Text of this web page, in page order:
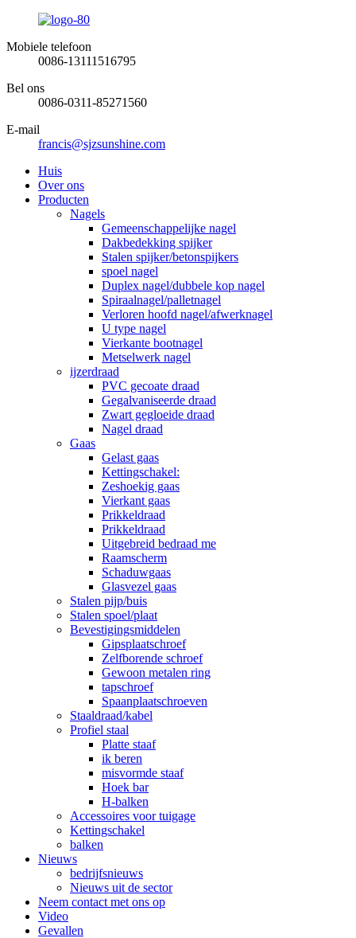
Mobiele telefoon
0086-13111516795
Bel ons
0086-0311-85271560
E-mail
francis@sjzsunshine.com
Huis
Over ons
Producten
Nagels
Gemeenschappelijke nagel
Dakbedekking spijker
Stalen spijker/betonspijkers
spoel nagel
Duplex nagel/dubbele kop nagel
Spiraalnagel/palletnagel
Verloren hoofd nagel/afwerknagel
U type nagel
Vierkante bootnagel
Metselwerk nagel
ijzerdraad
PVC gecoate draad
Gegalvaniseerde draad
Zwart gegloeide draad
Nagel draad
Gaas
Gelast gaas
Kettingschakel:
Zeshoekig gaas
Vierkant gaas
Prikkeldraad
Prikkeldraad
Uitgebreid bedraad me
Raamscherm
Schaduwgaas
Glasvezel gaas
Stalen pijp/buis
Stalen spoel/plaat
Bevestigingsmiddelen
Gipsplaatschroef
Zelfborende schroef
Gewoon metalen ring
tapschroef
Spaanplaatschroeven
Staaldraad/kabel
Profiel staal
Platte staaf
ik beren
misvormde staaf
Hoek bar
H-balken
Accessoires voor tuigage
Kettingschakel
balken
Nieuws
bedrijfsnieuws
Nieuws uit de sector
Neem contact met ons op
Video
Gevallen